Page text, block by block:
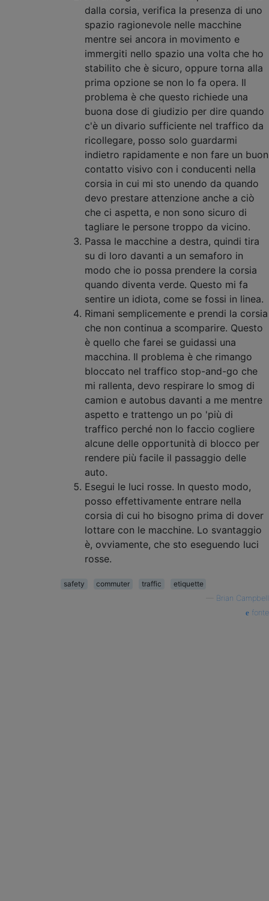
dalla corsia, verifica la presenza di uno
spazio ragionevole nelle macchine
mentre sei ancora in movimento e
immergiti nello spazio una volta che ho
stabilito che è sicuro, oppure torna alla
prima opzione se non lo fa opera. Il
problema è che questo richiede una
buona dose di giudizio per dire quando
c'è un divario sufficiente nel traffico da
ricollegare, posso solo guardarmi
indietro rapidamente e non fare un buon
contatto visivo con i conducenti nella
corsia in cui mi sto unendo da quando
devo prestare attenzione anche a ciò
che ci aspetta, e non sono sicuro di
tagliare le persone troppo da vicino.
Passa le macchine a destra, quindi tira
su di loro davanti a un semaforo in
modo che io possa prendere la corsia
quando diventa verde. Questo mi fa
sentire un idiota, come se fossi in linea.
Rimani semplicemente e prendi la corsia
che non continua a scomparire. Questo
è quello che farei se guidassi una
macchina. Il problema è che rimango
bloccato nel traffico stop-and-go che
mi rallenta, devo respirare lo smog di
camion e autobus davanti a me mentre
aspetto e trattengo un po 'più di
traffico perché non lo faccio cogliere
alcune delle opportunità di blocco per
rendere più facile il passaggio delle
auto.
Esegui le luci rosse. In questo modo,
posso effettivamente entrare nella
corsia di cui ho bisogno prima di dover
lottare con le macchine. Lo svantaggio
è, ovviamente, che sto eseguendo luci
rosse.
safety commuter traffic
etiquette
Brian Campbell
fonte